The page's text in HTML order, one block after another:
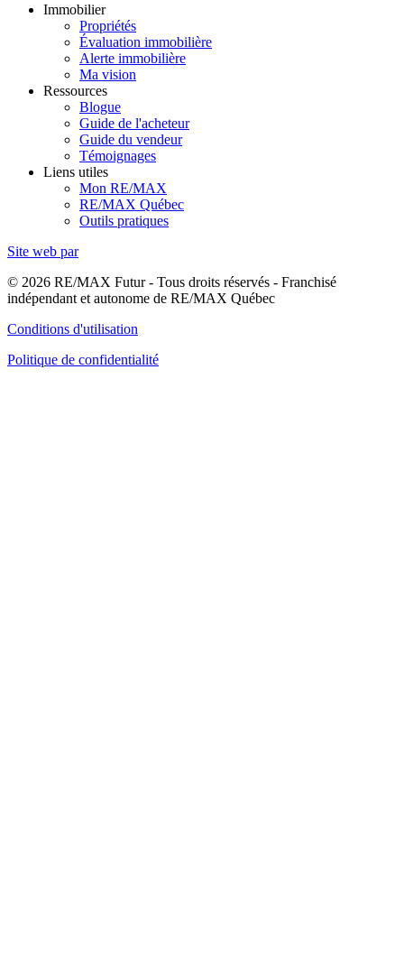
Immobilier
Propriétés
Évaluation immobilière
Alerte immobilière
Ma vision
Ressources
Blogue
Guide de l'acheteur
Guide du vendeur
Témoignages
Liens utiles
Mon RE/MAX
RE/MAX Québec
Outils pratiques
Site web par
© 2026 RE/MAX Futur - Tous droits réservés - Franchisé
indépendant et autonome de RE/MAX Québec
Conditions d'utilisation
Politique de confidentialité